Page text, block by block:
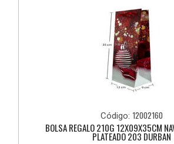
Código: 12002160
BOLSA REGALO 210G 12X09X35CM
PLATEADO 203 DURBAN